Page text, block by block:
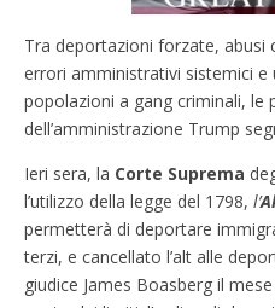
Tra deportazioni forzate, abusi
errori amministrativi sistemici
popolazioni a gang criminali, le
dell’amministrazione Trump
Ieri sera, la Corte Suprema
l’utilizzo della legge del 1798, l’
permetterà di deportare
terzi, e cancellato l’alt alle
giudice James Boasberg il